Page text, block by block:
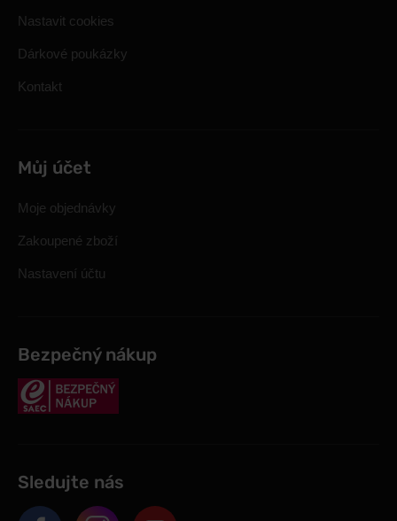
Nastavit cookies
Dárkové poukázky
Kontakt
Můj účet
Moje objednávky
Zakoupené zboží
Nastavení účtu
Bezpečný nákup
Sledujte nás